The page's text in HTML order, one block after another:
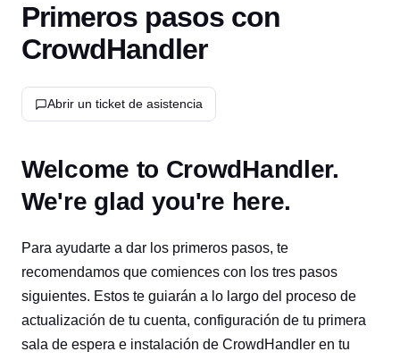
Primeros pasos con
CrowdHandler
Abrir un ticket de asistencia
Welcome to CrowdHandler.
We're glad you're here.
Para ayudarte a dar los primeros pasos, te
recomendamos que comiences con los tres pasos
siguientes. Estos te guiarán a lo largo del proceso de
actualización de tu cuenta, configuración de tu primera
sala de espera e instalación de CrowdHandler en tu